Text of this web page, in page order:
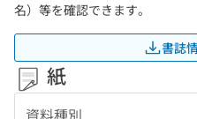
名）等を確認できます。
書誌
紙
資料種別